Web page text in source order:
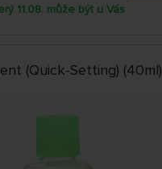
11.08. může být u Vás
(Quick-Setting) (40ml)